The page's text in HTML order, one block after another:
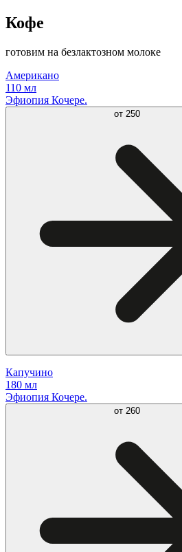
Кофе
готовим на безлактозном молоке
Американо
110 мл
Эфиопия Кочере.
от 250
Капучино
180 мл
Эфиопия Кочере.
от 260